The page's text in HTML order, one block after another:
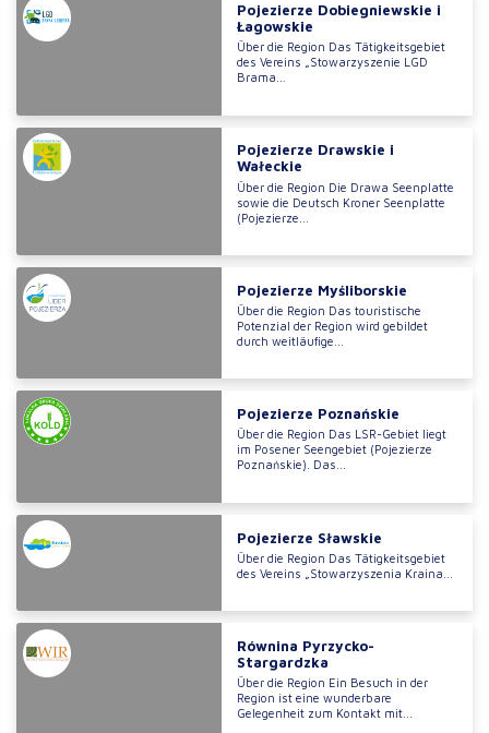
Pojezierze Dobiegniewskie i
Łagowskie
Über die Region Das Tätigkeitsgebiet
des Vereins „Stowarzyszenie LGD
Brama...
Pojezierze Drawskie i
Wałeckie
Über die Region Die Drawa Seenplatte
sowie die Deutsch Kroner Seenplatte
(Pojezierze...
Pojezierze Myśliborskie
Über die Region Das touristische
Potenzial der Region wird gebildet
durch weitläufige...
Pojezierze Poznańskie
Über die Region Das LSR-Gebiet liegt
im Posener Seengebiet (Pojezierze
Poznańskie). Das...
Pojezierze Sławskie
Über die Region Das Tätigkeitsgebiet
des Vereins „Stowarzyszenia Kraina...
Równina Pyrzycko-
Stargardzka
Über die Region Ein Besuch in der
Region ist eine wunderbare
Gelegenheit zum Kontakt mit...